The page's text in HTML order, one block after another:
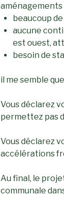
aménagements
beaucoup
aucune
est ouest,
besoin de
il me semble
Vous déclarez
permettez pas
Vous déclarez
accélérations
Au final, le
communale